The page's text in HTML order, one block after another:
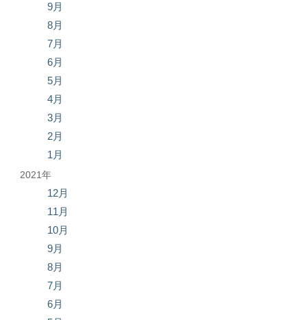
9月
8月
7月
6月
5月
4月
3月
2月
1月
2021年
12月
11月
10月
9月
8月
7月
6月